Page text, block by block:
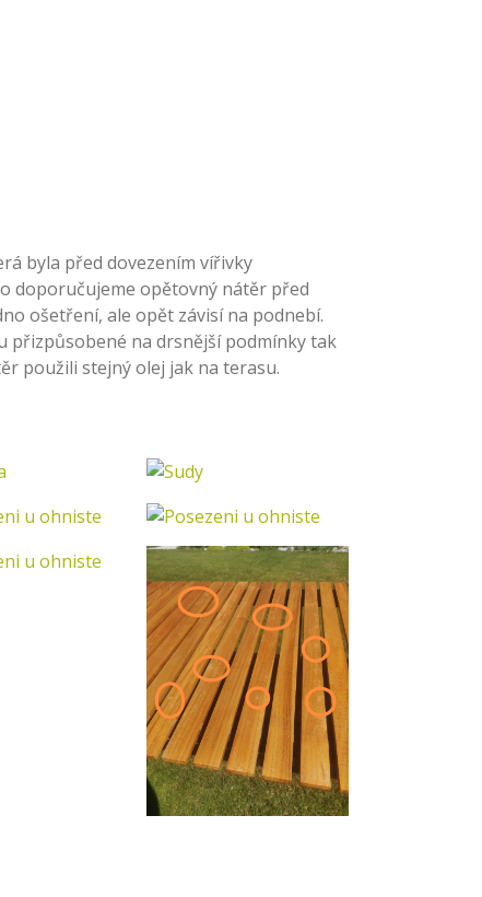
byla před dovezením vířivky
doporučujeme opětovný nátěr před
ošetření, ale opět závisí na podnebí.
přizpůsobené na drsnější podmínky tak
použili stejný olej jak na terasu.